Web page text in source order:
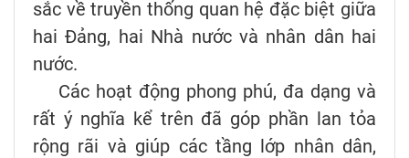
sắc về truyền thống quan hệ đặc biệt giữa
hai Đảng, hai Nhà nước và nhân dân hai
nước.
Các hoạt động phong phú, đa dạng và
rất ý nghĩa kể trên đã góp phần lan tỏa
rộng rãi và giúp các tầng lớp nhân dân,